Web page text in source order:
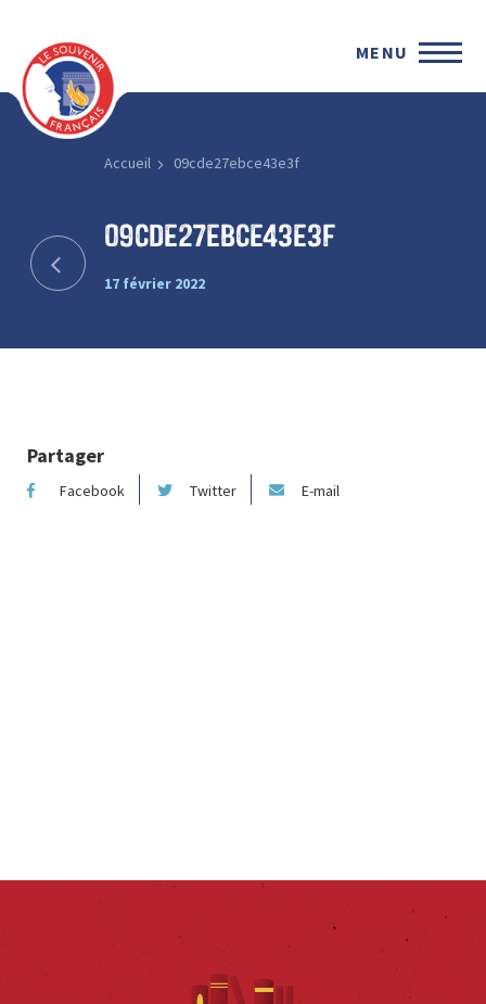
MENU
Accueil 09cde27ebce43e3f
09cde27ebce43e3f
17 février 2022
Partager
Facebook Twitter E-mail